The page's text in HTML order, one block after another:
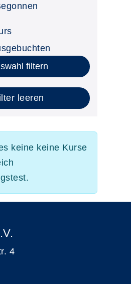
filtern
leeren
keine keine Kurse
4